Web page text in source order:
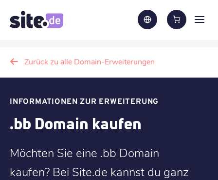
Zurück zu alle Domain-Erweiterungen
INFORMATIONEN ZUR ERWEITERUNG
.bb Domain kaufen
Möchten Sie eine .bb Domain
kaufen? Bei Site.de kannst du ganz